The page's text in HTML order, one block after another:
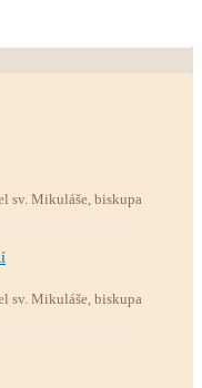
sv. Mikuláše, biskupa
sv. Mikuláše, biskupa